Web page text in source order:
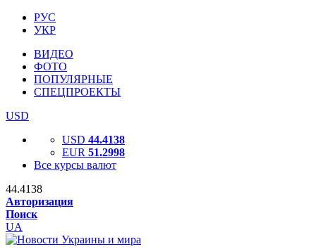
РУС
УКР
ВИДЕО
ФОТО
ПОПУЛЯРНЫЕ
СПЕЦПРОЕКТЫ
USD
USD 44.4138
EUR 51.2998
Все курсы валют
44.4138
Авторизация
Поиск
UA